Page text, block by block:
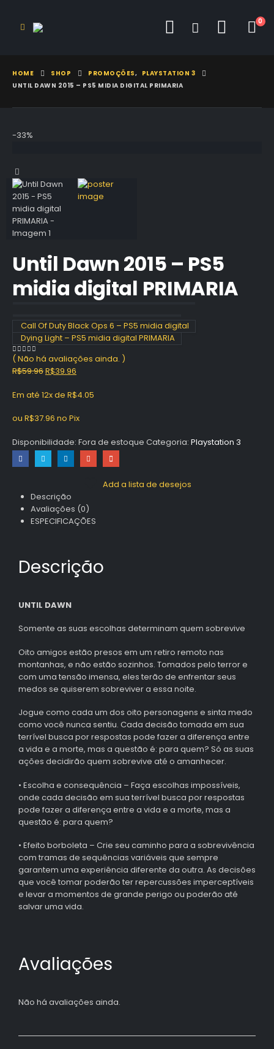
0
HOME SHOP PROMOÇÕES, PLAYSTATION 3
UNTIL DAWN 2015 – PS5 MIDIA DIGITAL PRIMARIA
-33%
Until Dawn 2015 – PS5
midia digital PRIMARIA
Call Of Duty Black Ops 6 – PS5 midia digital
Dying Light – PS5 midia digital PRIMARIA
0 out of 5
( Não há avaliações ainda. )
R$59.96O
original
R$59.96.
R$39.96
atual
R$39.96.
Em até 12x de R$4.05
ou R$37.96 no Pix
Disponibilidade: Fora de estoque Categoria: Playstation 3
Add a lista de desejos
Descrição
Avaliações (0)
ESPECIFICAÇÕES
Descrição
UNTIL DAWN
Somente as suas escolhas determinam quem sobrevive
Oito amigos estão presos em um retiro remoto nas
montanhas, e não estão sozinhos. Tomados pelo terror e
com uma tensão imensa, eles terão de enfrentar seus
medos se quiserem sobreviver a essa noite.
Jogue como cada um dos oito personagens e sinta medo
como você nunca sentiu. Cada decisão tomada em sua
terrível busca por respostas pode fazer a diferença entre
a vida e a morte, mas a questão é: para quem? Só as suas
ações decidirão quem sobrevive até o amanhecer.
• Escolha e consequência – Faça escolhas impossíveis,
onde cada decisão em sua terrível busca por respostas
pode fazer a diferença entre a vida e a morte, mas a
questão é: para quem?
• Efeito borboleta – Crie seu caminho para a sobrevivência
com tramas de sequências variáveis que sempre
garantem uma experiência diferente da outra. As decisões
que você tomar poderão ter repercussões imperceptíveis
e levar a momentos de grande perigo ou poderão até
salvar uma vida.
Avaliações
Não há avaliações ainda.